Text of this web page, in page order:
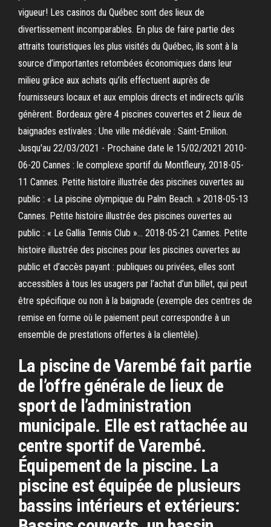
vigueur! Les casinos du Québec sont des lieux de
divertissement incomparables. En plus de faire partie des
attraits touristiques les plus visités du Québec, ils sont à la
source d’importantes retombées économiques dans leur
milieu grâce aux achats qu’ils effectuent auprès de
fournisseurs locaux et aux emplois directs et indirects qu’ils
génèrent. Bordeaux gère 4 piscines couvertes et 2 lieux de
baignades estivales : Une ville médiévale : Saint-Emilion.
Jusqu'au 22/03/2021 - Prochaine date le 15/02/2021 2010-
06-20 Cannes : le complexe sportif du Montfleury, 2018-05-
11 Cannes. Petite histoire illustrée des piscines ouvertes au
public : « La piscine olympique du Palm Beach. » 2018-05-13
Cannes. Petite histoire illustrée des piscines ouvertes au
public : « Le Gallia Tennis Club »… 2018-05-21 Cannes. Petite
histoire illustrée des piscines pour les piscines ouvertes au
public et d’accès payant : publiques ou privées, elles sont
accessibles à tous les usagers par l’achat d’un billet, qui peut
être spécifique ou non à la baignade (exemple des centres de
remise en forme où le paiement peut correspondre à un
ensemble de prestations offertes à la clientèle).
La piscine de Varembé fait partie
de l’offre générale de lieux de
sport de l’administration
municipale. Elle est rattachée au
centre sportif de Varembé.
Équipement de la piscine. La
piscine est équipée de plusieurs
bassins intérieurs et extérieurs: